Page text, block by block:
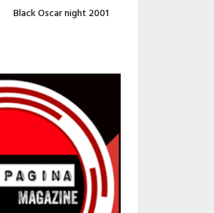
Black Oscar night 2001